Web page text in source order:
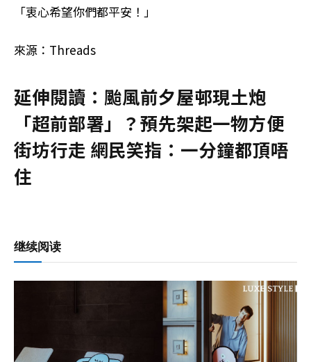
「衷心希望你們都平安！」
來源：Threads
延伸閱讀：颱風前夕屋邨現土炮
「超前部署」？預先架起一物方便
街坊行走 網民笑指：一分鐘都頂唔
住
继续阅读